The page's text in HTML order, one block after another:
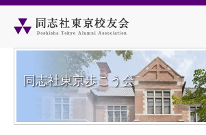
同志社東京歩こう会